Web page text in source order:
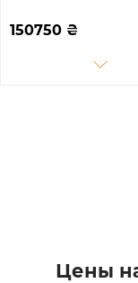
1BAT LiFePO4 6000
(SVS-1AF6K1-
150750 ₴
Цены